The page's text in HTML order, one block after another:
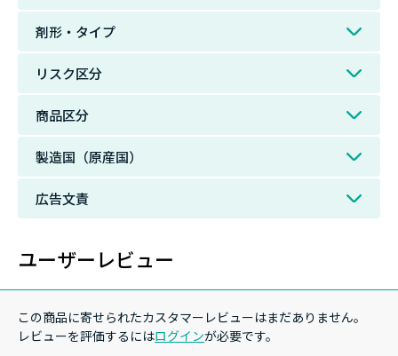
剤形・タイプ
リスク区分
商品区分
製造国（原産国）
広告文責
ユーザーレビュー
この商品に寄せられたカスタマーレビューはまだありません。
レビューを評価するにはログインが必要です。